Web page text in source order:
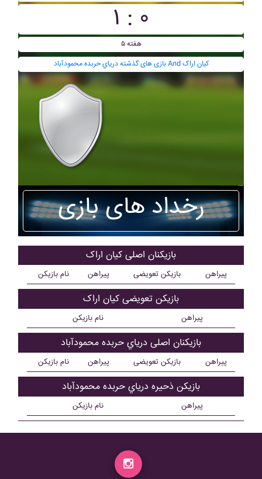
۱ : ۰
هفته ۵
بازی های گذشته درياي حربده محمودآباد And کيان اراک
رخداد های بازی
بازیکنان اصلی کيان اراک
نام بازیکن پیراهن بازیکن تعویضی پیراهن
بازیکن تعویضی کيان اراک
نام بازیکن پیراهن
بازیکنان اصلی درياي حربده محمودآباد
نام بازیکن پیراهن بازیکن تعویضی پیراهن
بازیکن ذحیره درياي حربده محمودآباد
نام بازیکن پیراهن